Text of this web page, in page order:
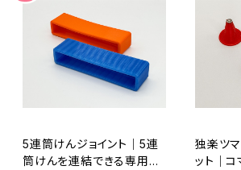
5連筒けんジョイント｜5連
筒けんを連結できる専用ジ
独楽ツ
ット｜